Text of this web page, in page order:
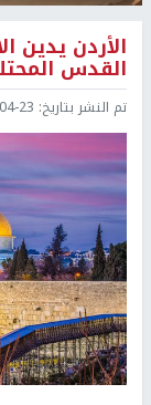
الأردن يدين
القدس
تم النشر بتاريخ: 14:38